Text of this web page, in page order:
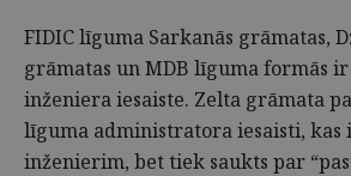
FIDIC līguma Sarkanās grāmatas,
grāmatas un MDB līguma formās
inženiera iesaiste. Zelta grāmata
līguma administratora iesaisti, kas
inženierim, bet tiek saukts par